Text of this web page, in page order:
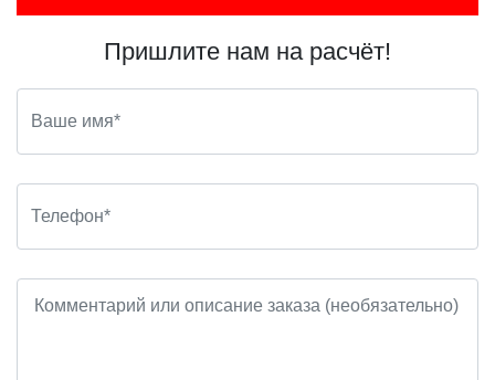
Пришлите нам на расчёт!